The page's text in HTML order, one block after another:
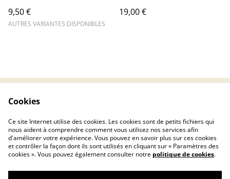
9,50 €
AUTRES VARIANTES DISPONIBLES
19,00 €
Politique de
confidentialité
Politique de cookies
Cookies
Ce site Internet utilise des cookies. Les cookies sont de petits fichiers qui
nous aident à comprendre comment vous utilisez nos services afin
d'améliorer votre expérience. Vous pouvez en savoir plus sur ces cookies
et contrôler la façon dont ils sont utilisés en cliquant sur « Paramètres des
cookies ». Vous pouvez également consulter notre politique de cookies.